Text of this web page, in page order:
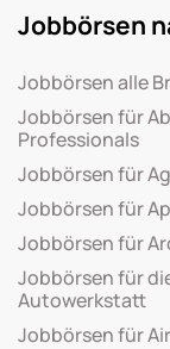
Jobbörsen
Jobbörsen alle
Jobbörsen für
Professionals
Jobbörsen für
Jobbörsen für
Jobbörsen für
Jobbörsen für
Autowerkstatt
Jobbörsen für